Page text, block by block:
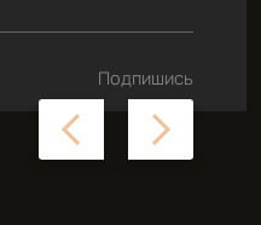
Previous
slide
Next
slide
Подпишись